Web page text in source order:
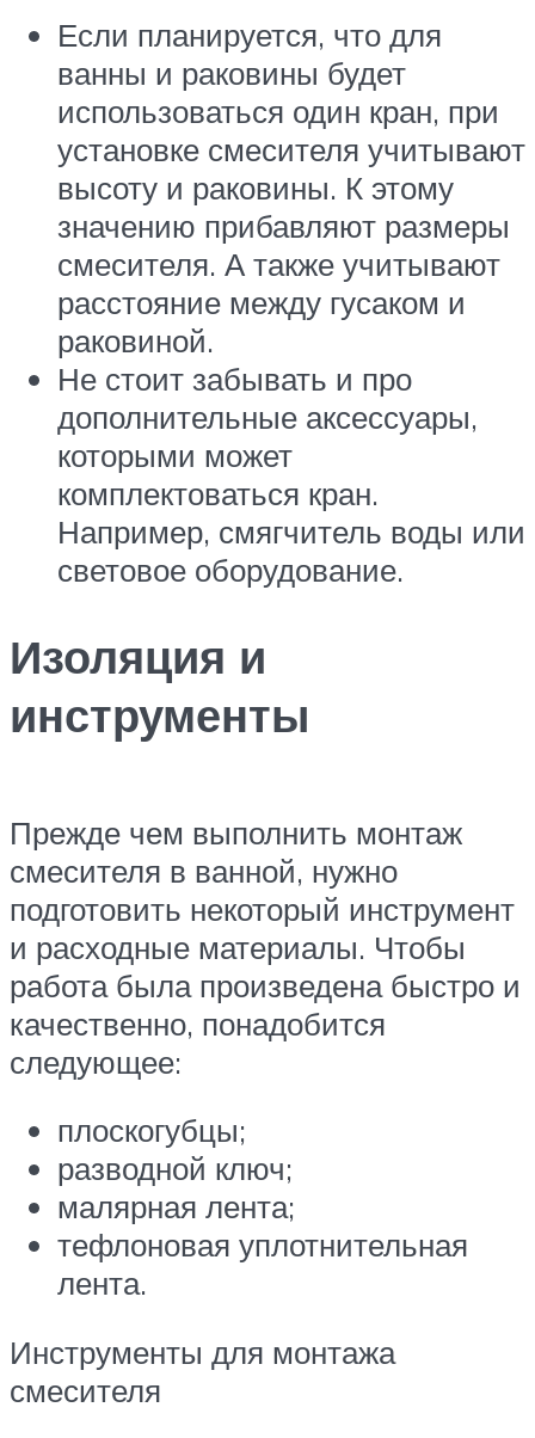
Если планируется, что для
ванны и раковины будет
использоваться один кран, при
установке смесителя учитывают
высоту и раковины. К этому
значению прибавляют размеры
смесителя. А также учитывают
расстояние между гусаком и
раковиной.
Не стоит забывать и про
дополнительные аксессуары,
которыми может
комплектоваться кран.
Например, смягчитель воды или
световое оборудование.
Изоляция и
инструменты
Прежде чем выполнить монтаж
смесителя в ванной, нужно
подготовить некоторый инструмент
и расходные материалы. Чтобы
работа была произведена быстро и
качественно, понадобится
следующее:
плоскогубцы;
разводной ключ;
малярная лента;
тефлоновая уплотнительная
лента.
Инструменты для монтажа
смесителя